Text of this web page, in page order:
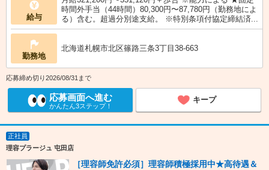
給与
時間外手当（44時間）80,300円〜87,780円（勤務地によ
る）含む。超過分別途支給。 ※特別条項付協定締結済...
勤務地
北海道札幌市北区篠路三条3丁目38-663
応募締め切り2026/08/31まで
応募画面へ進む
かんたん3ステップ！
キープ
正社員
理容プラージュ 屯田店
［理容師免許必須］理容師積極採用中★高待遇＆